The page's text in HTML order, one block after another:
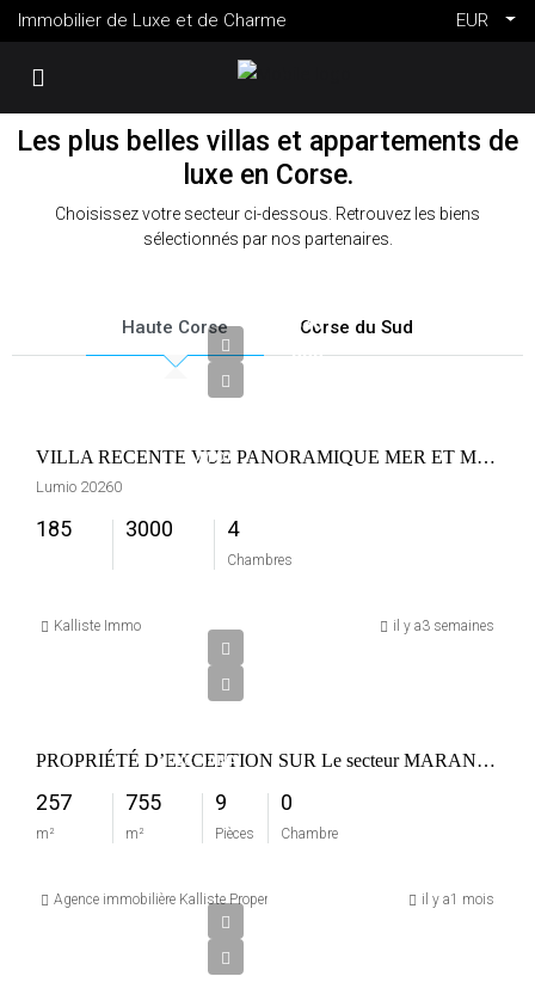
Immobilier de Luxe et de Charme EUR
Les plus belles villas et appartements de
luxe en Corse.
Choisissez votre secteur ci-dessous. Retrouvez les biens
sélectionnés par nos partenaires.
Haute Corse Corse du Sud
LUMIO
630
000
VILLA RECENTE VUE PANORAMIQUE MER ET MONTAGNES A LUMIO
Lumio 20260
185 3000 4
Chambres
Kalliste Immo il y a3 semaines
LUCCIANA
PROPRIÉTÉ D’EXCEPTION SUR Le secteur MARANA PIEDS DANS L EAU DIRECT
257
m²
755
m²
9
Pièces
0
Chambre
Agence immobilière Kalliste Properties il y a1 mois